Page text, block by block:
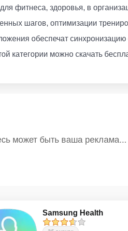
фитнеса, здоровья, в
шагов, оптимизации
обеспечат
категории можно скачать
Samsung Health